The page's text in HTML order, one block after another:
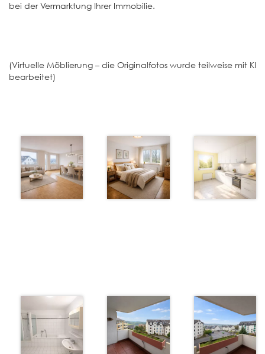
bei der Vermarktung Ihrer Immobilie.
(Virtuelle Möblierung – die Originalfotos wurde teilweise mit KI
bearbeitet)